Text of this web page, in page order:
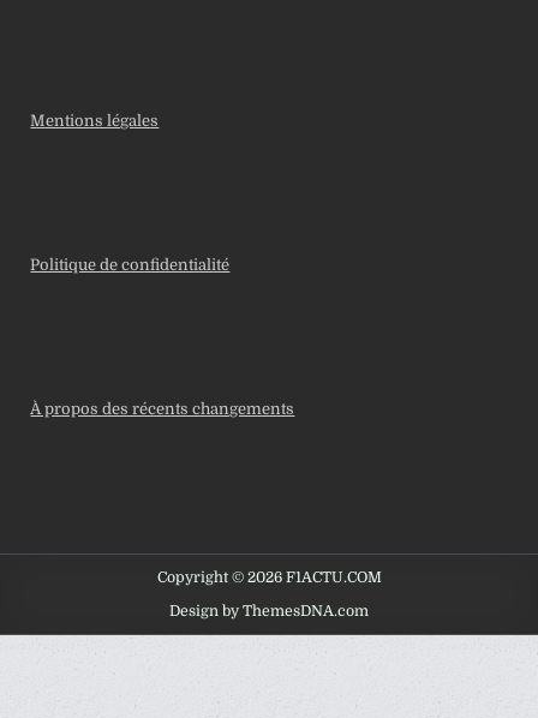
Mentions légales
Politique de confidentialité
À propos des récents changements
Copyright © 2026 F1ACTU.COM
Design by ThemesDNA.com